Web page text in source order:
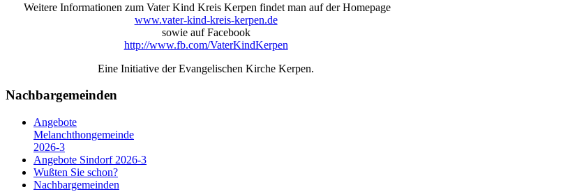
Weitere Informationen zum Vater Kind Kreis Kerpen findet man auf der Homepage
www.vater-kind-kreis-kerpen.de
sowie auf Facebook
http://www.fb.com/VaterKindKerpen
Eine Initiative der Evangelischen Kirche Kerpen.
Nachbargemeinden
Angebote
Melanchthongemeinde
2026-3
Angebote Sindorf 2026-3
Wußten Sie schon?
Nachbargemeinden